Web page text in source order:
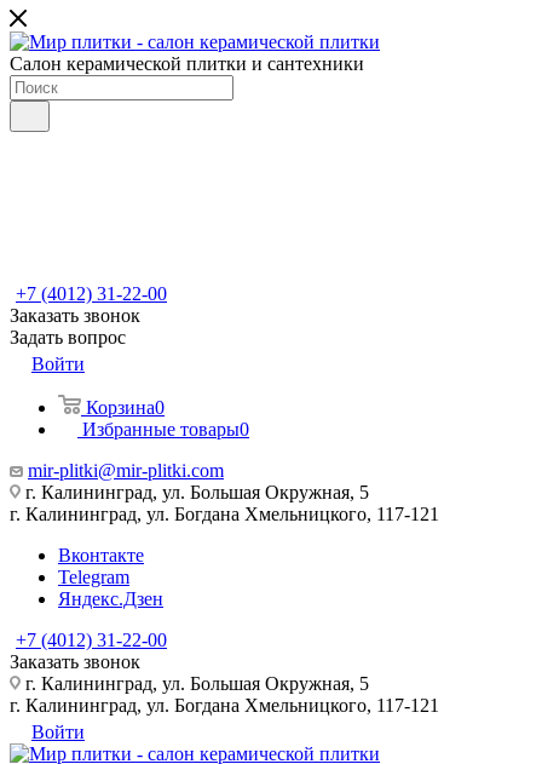
Салон керамической плитки и сантехники
+7 (4012) 31-22-00
Заказать звонок
Задать вопрос
Войти
Корзина0
Избранные товары0
mir-plitki@mir-plitki.com
г. Калининград, ул. Большая Окружная, 5
г. Калининград, ул. Богдана Хмельницкого, 117-121
Вконтакте
Telegram
Яндекс.Дзен
+7 (4012) 31-22-00
Заказать звонок
г. Калининград, ул. Большая Окружная, 5
г. Калининград, ул. Богдана Хмельницкого, 117-121
Войти